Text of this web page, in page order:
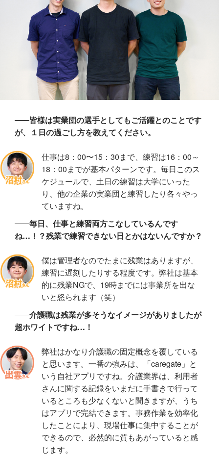
皆様は実業団の選手としてもご活躍とのことです
が、１日の過ごし方を教えてください。
仕事は8：00〜15：30まで、練習は16：00～
18：00までが基本パターンです。毎日このス
ケジュールで、土日の練習は大学にいった
り、他の企業の実業団と練習したり各々やっ
ていますね。
毎日、仕事と練習両方こなしているんです
ね…！？残業で練習できない日とかはないんですか？
僕は管理者なのでたまに残業はありますが、
練習に遅刻したりする程度です。弊社は基本
的に残業NGで、19時までには事業所を出な
いと怒られます（笑）
介護職は残業が多そうなイメージがありましたが
超ホワイトですね…！
弊社はかなり介護職の固定概念を覆している
と思います。一番の強みは、「caregate」と
いう自社アプリですね。介護業界は、利用者
さんに関する記録をいまだに手書きで行って
いるところも少なくないと聞きますが、うち
はアプリで完結できます。事務作業を効率化
したことにより、現場仕事に集中することが
できるので、必然的に質もあがっていると感
じます。